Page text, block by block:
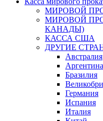
МИРОВОЙ
МИРОВОЙ
КАНАДЫ)
КАССА США
ДРУГИЕ
Австралия
Аргентина
Бразилия
Германия
Испания
Италия